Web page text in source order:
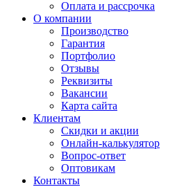
Оплата и рассрочка
О компании
Производство
Гарантия
Портфолио
Отзывы
Реквизиты
Вакансии
Карта сайта
Клиентам
Скидки и акции
Онлайн-калькулятор
Вопрос-ответ
Оптовикам
Контакты